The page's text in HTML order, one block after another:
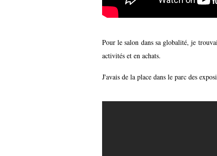
Pour le salon dans sa globalité, je
activités et en achats.
J'avais de la place dans le parc des